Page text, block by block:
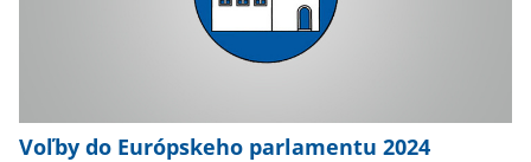
Voľby do Európskeho parlamentu 2024